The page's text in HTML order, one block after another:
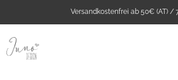
Versandkostenfrei ab 50€ (AT) /